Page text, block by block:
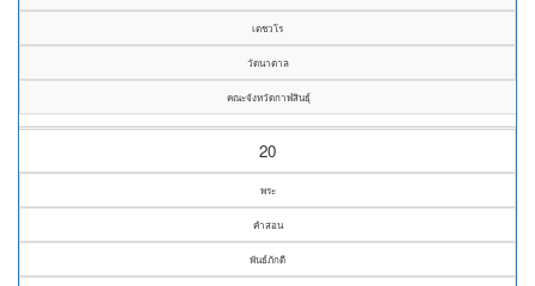
เตชวโร
วัดนาตาล
คณะจังหวัดกาฬสินธุ์
20
พระ
คำสอน
พันธ์ภักดี